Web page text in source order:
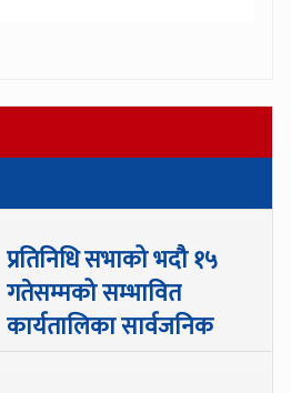
प्रतिनिधि सभाको भदौ १५
गतेसम्मको सम्भावित
कार्यतालिका सार्वजनिक